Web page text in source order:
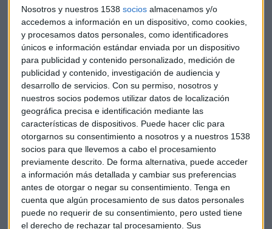
Nosotros y nuestros 1538 socios almacenamos y/o
accedemos a información en un dispositivo, como cookies,
y procesamos datos personales, como identificadores
únicos e información estándar enviada por un dispositivo
para publicidad y contenido personalizado, medición de
publicidad y contenido, investigación de audiencia y
desarrollo de servicios. Con su permiso, nosotros y
nuestros socios podemos utilizar datos de localización
geográfica precisa e identificación mediante las
características de dispositivos. Puede hacer clic para
otorgarnos su consentimiento a nosotros y a nuestros 1538
socios para que llevemos a cabo el procesamiento
previamente descrito. De forma alternativa, puede acceder
a información más detallada y cambiar sus preferencias
antes de otorgar o negar su consentimiento. Tenga en
cuenta que algún procesamiento de sus datos personales
puede no requerir de su consentimiento, pero usted tiene
el derecho de rechazar tal procesamiento. Sus
El éxito económico de Minecraft no se limita a las descargas,
también hay una serie de productos temáticos que se
comercializan y que han hecho que el grueso de beneficios
de la firma aumente considerablemente. Y es que aunque
Minecraft triunfó primero como juego para descarga digital,
ahora ha conseguido convertirse en un auténtico éxito a
todos los niveles. Todos estos hechos han hecho que desde
Minecraft ya se haya vendido más de 50 millones y que el
gigante de Microsoft haya puesto la mirada sobre esta
compañía que es todo un ejemplo de evolución empresarial
en el mercado.
Empresas Minecraft Microsoft